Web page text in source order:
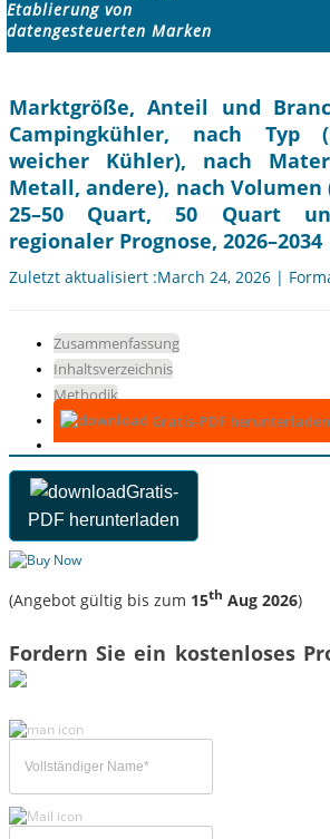
Etablierung von
datengesteuerten Marken
Marktgröße, Anteil und
Campingkühler, nach Typ
weicher Kühler), nach
Metall, andere), nach
25–50 Quart, 50 Quart
regionaler Prognose, 2026–2034
Zuletzt aktualisiert :March 24, 2026 |
Zusammenfassung
Inhaltsverzeichnis
Methodik
Gratis-PDF herunterladen
Gratis-
PDF herunterladen
(Angebot gültig bis zum 15th Aug 2026)
Fordern Sie ein kostenloses